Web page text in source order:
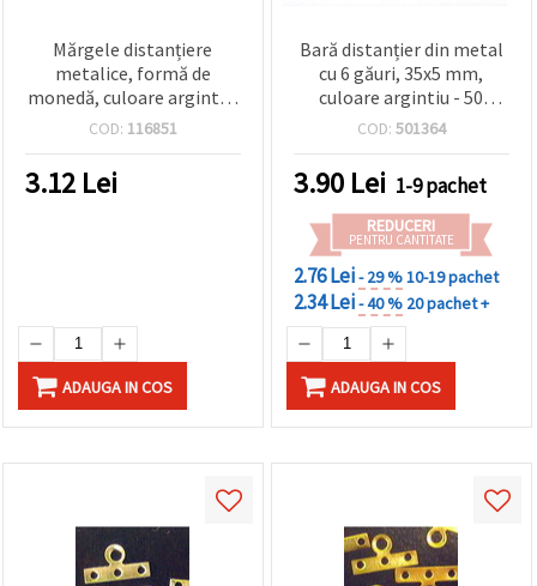
Mărgele distanțiere
metalice, formă de
monedă, culoare argintie,
19,5x8,5x4,5 mm, gaură 2
pentru bijuterii handmade
COD: 116851
3.12 Lei
ADAUGA IN COS
Bară distanțier din metal
cu 6 găuri, 35x5 mm,
culoare argintiu - 50
bucăți, pentru bijuterii
COD: 501364
3.90 Lei 1-9 pachet
REDUCERI
PENTRU CANTITATE
2.76 Lei- 29 %10-19 pachet
2.34 Lei- 40 % 20 pachet +
ADAUGA IN COS